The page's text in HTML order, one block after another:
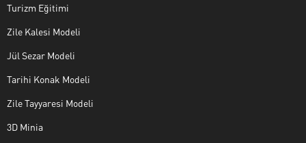
Turizm Eğitimi
Zile Kalesi Modeli
Jül Sezar Modeli
Tarihi Konak Modeli
Zile Tayyaresi Modeli
3D Minia